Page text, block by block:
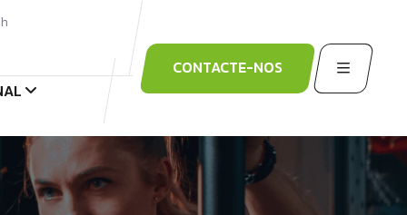
CONTACTE-NOS